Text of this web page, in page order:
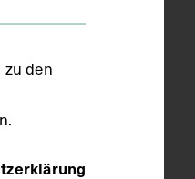
den